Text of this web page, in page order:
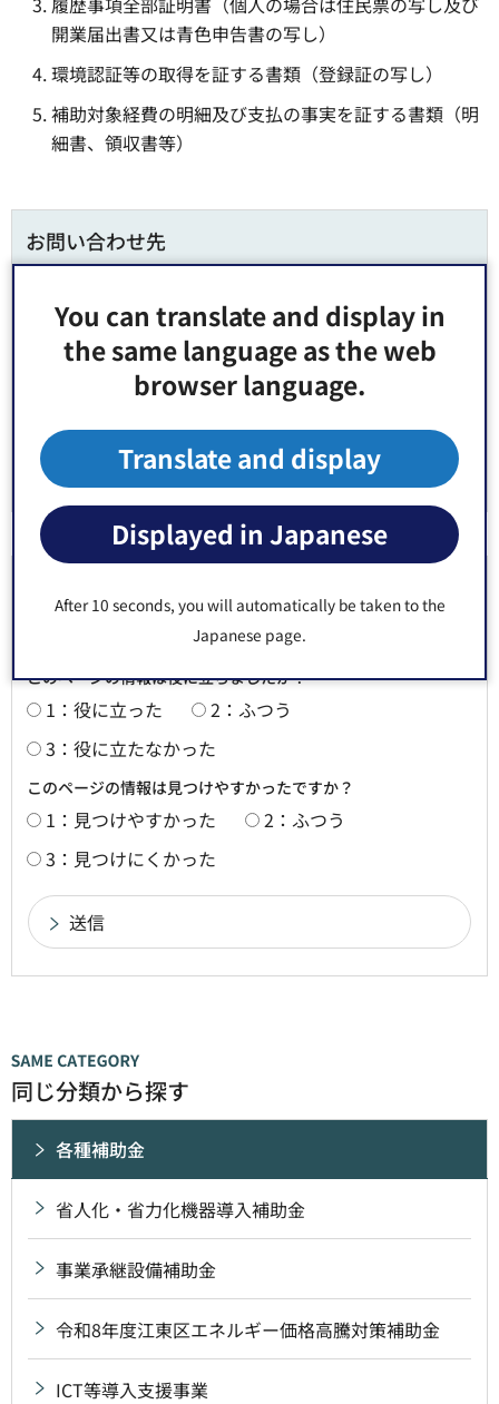
You can translate and display in
the same language as the web
browser language.
Translate and display
Displayed in Japanese
After 10 seconds, you will automatically be taken to the
Japanese page.
開業届出書又は青色申告書の写し）
環境認証等の取得を証する書類（登録証の写し）
補助対象経費の明細及び支払の事実を証する書類（明
細書、領収書等）
お問い合わせ先
地域振興部 経済課 産業振興係 窓口：区役所4階29番
郵便番号135-8383 東京都江東区東陽4丁目11番28号
電話番号：03-3647-2332
Fax：03-3647-8442
意見をお聞かせください
このページの情報は役に立ちましたか？
1：役に立った
2：ふつう
3：役に立たなかった
このページの情報は見つけやすかったですか？
1：見つけやすかった
2：ふつう
3：見つけにくかった
同じ分類から探す
各種補助金
省人化・省力化機器導入補助金
事業承継設備補助金
令和8年度江東区エネルギー価格高騰対策補助金
ICT等導入支援事業